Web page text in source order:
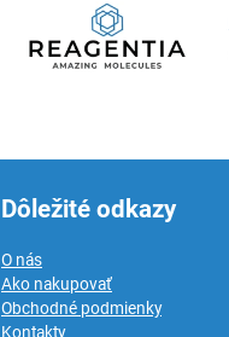
Dôležité odkazy
O nás
Ako nakupovať
Obchodné podmienky
Kontakty